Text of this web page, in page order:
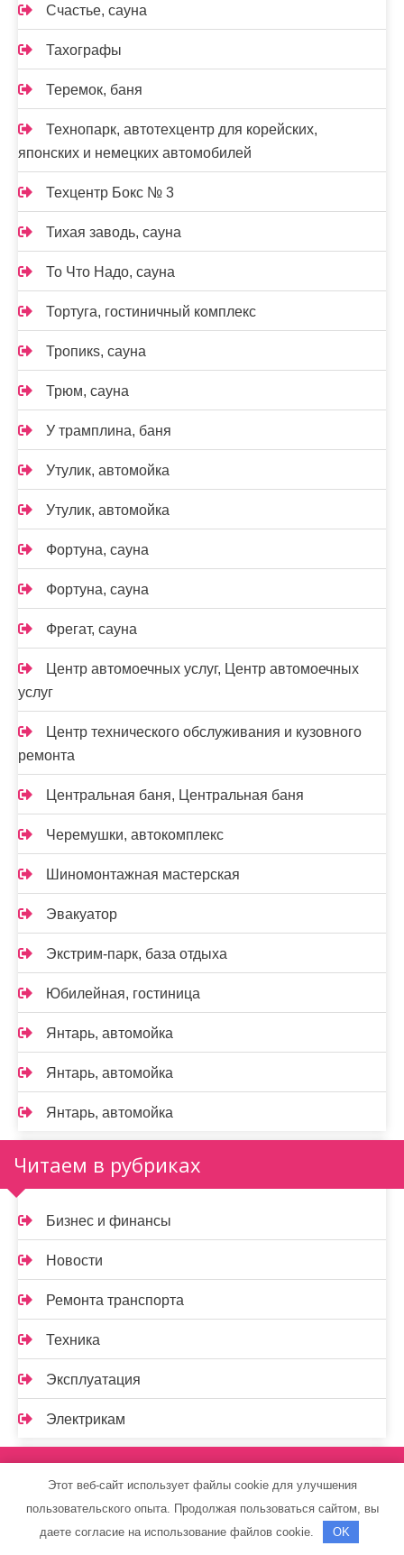
Счастье, сауна
Тахографы
Теремок, баня
Технопарк, автотехцентр для корейских,
японских и немецких автомобилей
Техцентр Бокс № 3
Тихая заводь, сауна
То Что Надо, сауна
Тортуга, гостиничный комплекс
Тропикs, сауна
Трюм, сауна
У трамплина, баня
Утулик, автомойка
Утулик, автомойка
Фортуна, сауна
Фортуна, сауна
Фрегат, сауна
Центр автомоечных услуг, Центр автомоечных
услуг
Центр технического обслуживания и кузовного
ремонта
Центральная баня, Центральная баня
Черемушки, автокомплекс
Шиномонтажная мастерская
Эвакуатор
Экстрим-парк, база отдыха
Юбилейная, гостиница
Янтарь, автомойка
Янтарь, автомойка
Янтарь, автомойка
Читаем в рубриках
Бизнес и финансы
Новости
Ремонта транспорта
Техника
Эксплуатация
Электрикам
Спасибо, что выбрали нас
Этот веб-сайт использует файлы cookie для улучшения
пользовательского опыта. Продолжая пользоваться сайтом, вы
даете согласие на использование файлов cookie.
OK